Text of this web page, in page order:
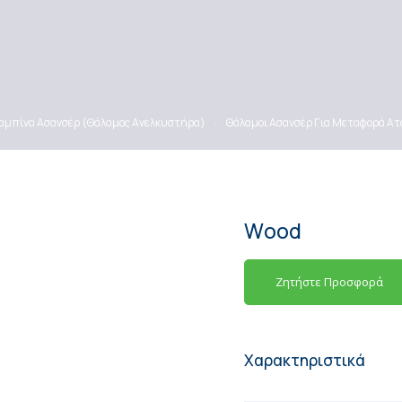
Ασανσέρ (Θάλαμος Ανελκυστήρα) · Θάλαμοι Ασανσέρ Για Μεταφορά
Wood
Ζητήστε Προσφορά
Χαρακτηριστικά